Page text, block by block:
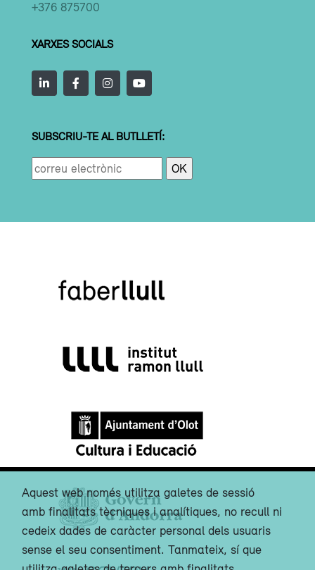
+376 875700
XARXES SOCIALS
SUBSCRIU-TE AL BUTLLETÍ:
Aquest web només utilitza galetes de sessió
amb finalitats tècniques i analítiques, no recull ni
cedeix dades de caràcter personal dels usuaris
sense el seu consentiment. Tanmateix, sí que